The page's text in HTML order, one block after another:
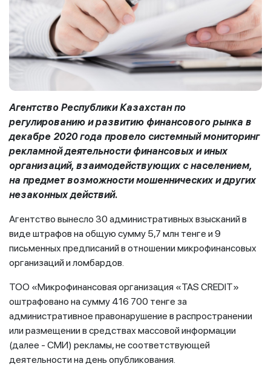
Агентство Республики Казахстан по
регулированию и развитию финансового рынка в
декабре 2020 года провело системный мониторинг
рекламной деятельности финансовых и иных
организаций, взаимодействующих с населением,
на предмет возможности мошеннических и других
незаконных действий.
Агентство вынесло 30 административных взысканий в
виде штрафов на общую сумму 5,7 млн тенге и 9
письменных предписаний в отношении микрофинансовых
организаций и ломбардов.
ТОО «Микрофинансовая организация «TAS CREDIT»
оштрафовано на сумму 416 700 тенге за
административное правонарушение в распространении
или размещении в средствах массовой информации
(далее - СМИ) рекламы, не соответствующей
деятельности на день опубликования.